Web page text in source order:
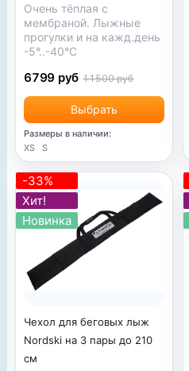
Очень тёплая с
мембраной. Лыжные
прогулки и на кажд.день
-5°..-40°С
Выбрать
6799 руб 11500 руб
Размеры в наличии:
XS
S
-33%
Хит!
Новинка
Чехол для беговых лыж
Nordski на 3 пары до 210
см